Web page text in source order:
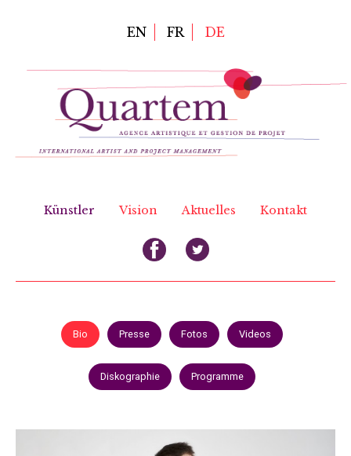
EN FR DE
Künstler Vision Aktuelles Kontakt
Bio Presse Fotos Videos
Diskographie Programme